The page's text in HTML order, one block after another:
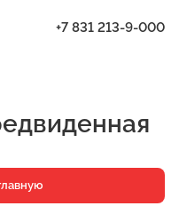
+7 831 213-9-000